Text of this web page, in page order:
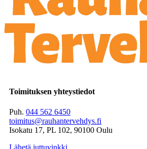
Toimituksen yhteystiedot
Puh. 044 562 6450
toimitus@rauhantervehdys.fi
Isokatu 17, PL 102, 90100 Oulu
Lähetä juttuvinkki